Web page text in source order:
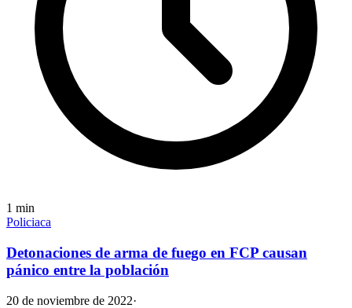
1 min
Policiaca
Detonaciones de arma de fuego en FCP causan
pánico entre la población
20 de noviembre de 2022·